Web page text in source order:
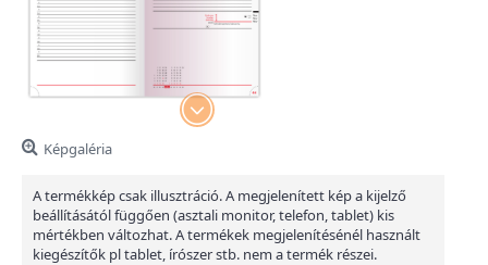
Képgaléria
A termékkép csak illusztráció. A megjelenített kép a kijelző
beállításától függően (asztali monitor, telefon, tablet) kis
mértékben változhat. A termékek megjelenítésénél használt
kiegészítők pl tablet, írószer stb. nem a termék részei.